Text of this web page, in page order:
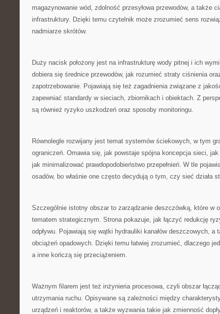
magazynowanie wód, zdolność przesyłowa przewodów, a także
infrastruktury. Dzięki temu czytelnik może zrozumieć sens
nadmiarze skrótów.
Duży nacisk położony jest na infrastrukturę wody pitnej i ich
dobiera się średnice przewodów, jak rozumieć straty ciśnienia
zapotrzebowanie. Pojawiają się też zagadnienia związane z
zapewniać standardy w sieciach, zbiornikach i obiektach. Z
są również ryzyko uszkodzeń oraz sposoby monitoringu.
Równolegle rozwijany jest temat systemów ściekowych, w tym
ograniczeń. Omawia się, jak powstaje spójna koncepcja sieci, jak
jak minimalizować prawdopodobieństwo przepełnień. W tle
osadów, bo właśnie one często decydują o tym, czy sieć działa
Szczególnie istotny obszar to zarządzanie deszczówką, które w
tematem strategicznym. Strona pokazuje, jak łączyć redukcję
odpływu. Pojawiają się wątki hydrauliki kanałów deszczowych, a
obciążeń opadowych. Dzięki temu łatwiej zrozumieć, dlaczego
a inne kończą się przeciążeniem.
Ważnym filarem jest też inżynieria procesowa, czyli obszar
utrzymania ruchu. Opisywane są zależności między
urządzeń i reaktorów, a także wyzwania takie jak zmienność